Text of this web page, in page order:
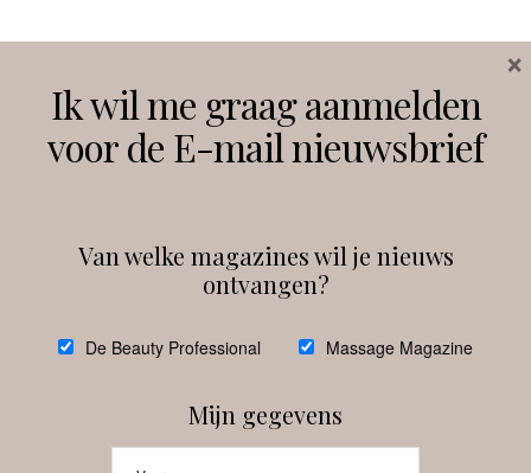
Instagram Facebook
debeautyprofessional
Ik wil me graag aanmelden
voor de E-mail nieuwsbrief
Van welke magazines wil je nieuws
ontvangen?
De Beauty Professional Massage Magazine
Mijn gegevens
×